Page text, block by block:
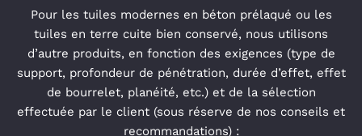
Pour les tuiles modernes en béton prélaqué ou les
tuiles en terre cuite bien conservé, nous utilisons
d’autre produits, en fonction des exigences (type de
support, profondeur de pénétration, durée d’effet, effet
de bourrelet, planéité, etc.) et de la sélection
effectuée par le client (sous réserve de nos conseils et
recommandations) :